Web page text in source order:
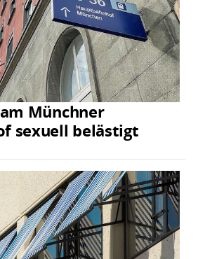
Münchner
sexuell belästigt